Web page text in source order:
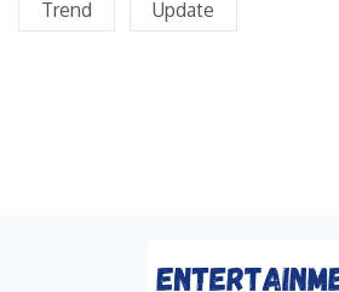
Trend Update